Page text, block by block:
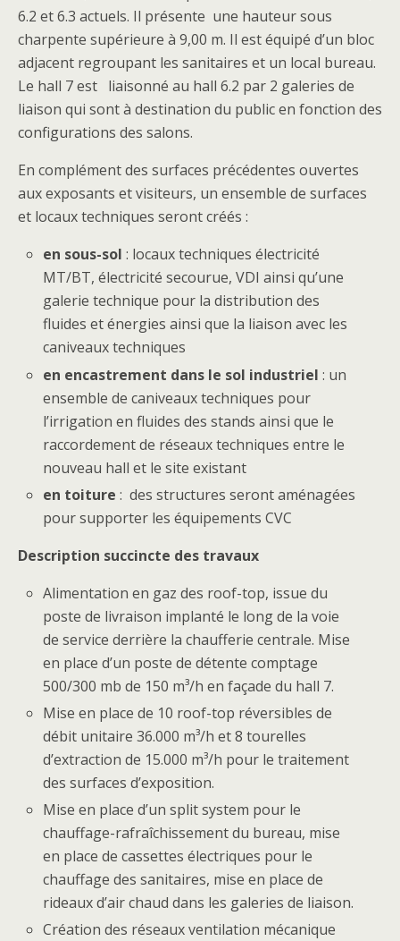
6.2 et 6.3 actuels. Il présente une hauteur sous
charpente supérieure à 9,00 m. Il est équipé d’un bloc
adjacent regroupant les sanitaires et un local bureau.
Le hall 7 est liaisonné au hall 6.2 par 2 galeries de
liaison qui sont à destination du public en fonction des
configurations des salons.
En complément des surfaces précédentes ouvertes
aux exposants et visiteurs, un ensemble de surfaces
et locaux techniques seront créés :
en sous-sol : locaux techniques électricité
MT/BT, électricité secourue, VDI ainsi qu’une
galerie technique pour la distribution des
fluides et énergies ainsi que la liaison avec les
caniveaux techniques
en encastrement dans le sol industriel : un
ensemble de caniveaux techniques pour
l’irrigation en fluides des stands ainsi que le
raccordement de réseaux techniques entre le
nouveau hall et le site existant
en toiture : des structures seront aménagées
pour supporter les équipements CVC
Description succincte des travaux
Alimentation en gaz des roof-top, issue du
poste de livraison implanté le long de la voie
de service derrière la chaufferie centrale. Mise
en place d’un poste de détente comptage
500/300 mb de 150 m³/h en façade du hall 7.
Mise en place de 10 roof-top réversibles de
débit unitaire 36.000 m³/h et 8 tourelles
d’extraction de 15.000 m³/h pour le traitement
des surfaces d’exposition.
Mise en place d’un split system pour le
chauffage-rafraîchissement du bureau, mise
en place de cassettes électriques pour le
chauffage des sanitaires, mise en place de
rideaux d’air chaud dans les galeries de liaison.
Création des réseaux ventilation mécanique